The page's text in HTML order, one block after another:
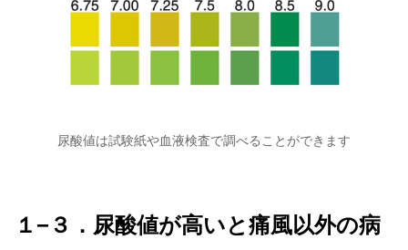
尿酸値は試験紙や血液検査で調べることができます
１−３．尿酸値が高いと痛風以外の病